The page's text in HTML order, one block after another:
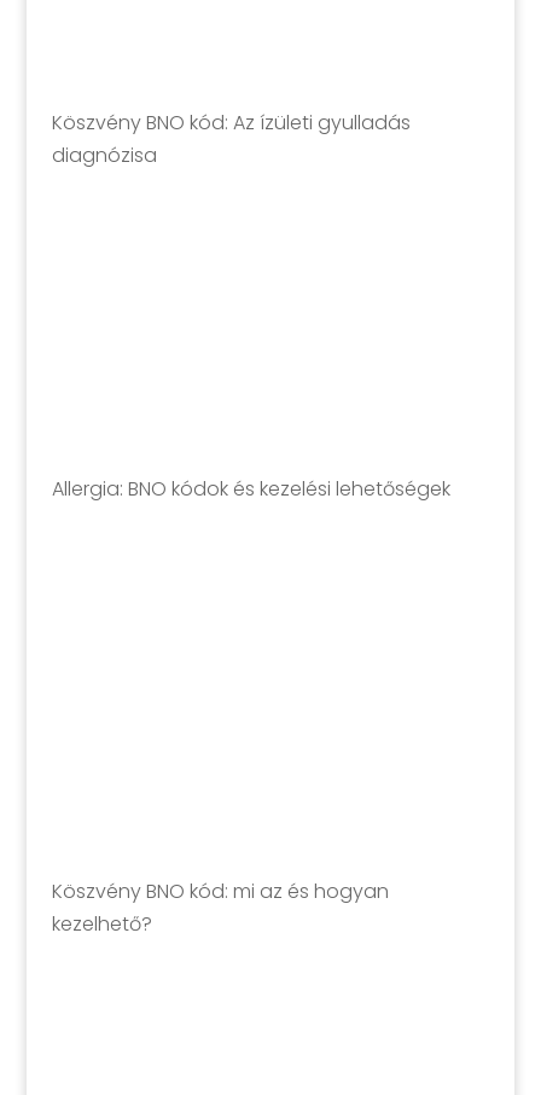
Köszvény BNO kód: Az ízületi gyulladás
diagnózisa
Allergia: BNO kódok és kezelési lehetőségek
Köszvény BNO kód: mi az és hogyan
kezelhető?